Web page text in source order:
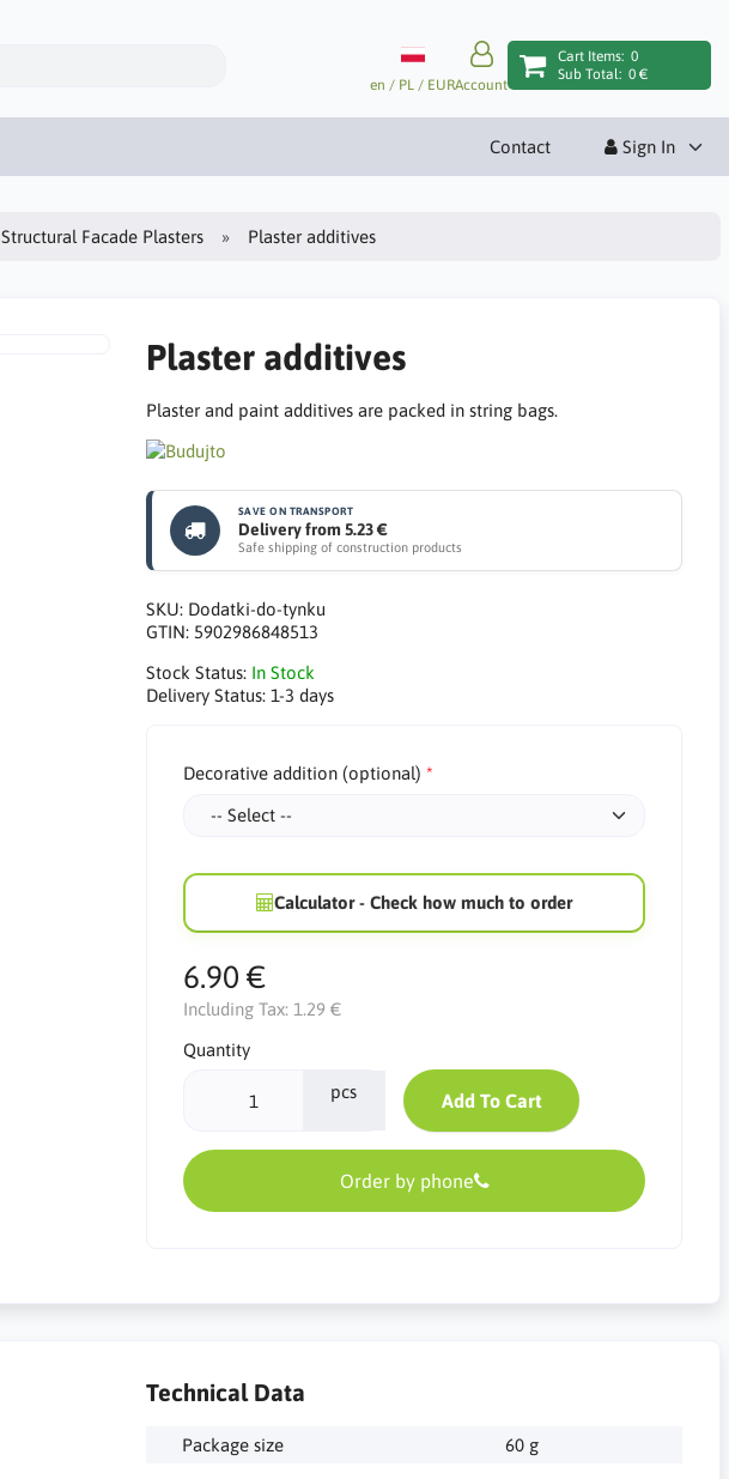
en / PL / EURAccount
Cart Items: 0
Sub Total: 0 €
Contact Sign In
Structural Facade Plasters Plaster additives
Plaster additives
Plaster and paint additives are packed in string bags.
SAVE ON TRANSPORT
Delivery from 5.23 €
Safe shipping of construction products
SKU: Dodatki-do-tynku
GTIN: 5902986848513
Stock Status: In Stock
Delivery Status: 1-3 days
Decorative addition (optional)
Calculator - Check how much to order
6.90 €
Including Tax: 1.29 €
Quantity
pcs Add To Cart
Order by phone
Technical Data
Package size 60 g